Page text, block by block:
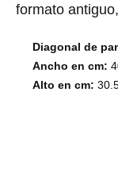
formato
Diagonal de
Ancho en cm:
Alto en cm: